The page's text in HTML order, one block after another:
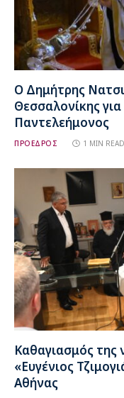
Ο Δημήτρης
Θεσσαλονίκης
Παντελεήμονος
ΠΡΟΕΔΡΟΣ 1 MIN READ
Καθαγιασμός της
«Ευγένιος
Αθήνας